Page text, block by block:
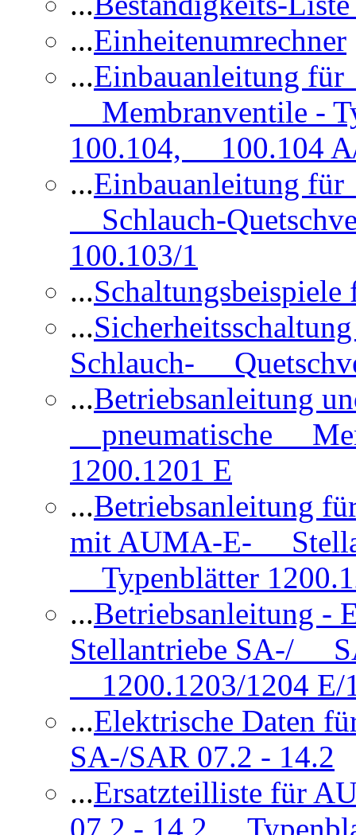
...Einheitenumrechner
...Einbauanleitung
Membranventile -
100.104, 100.104
...Einbauanleitung
Schlauch-
100.103/1
...
...
Schlauch-
...Betriebsanleitung
pneumatische
1200.1201 E
...Betriebsanleitung
mit AUMA-E-
Typenblätter
...Betriebsanleitung
Stellantriebe SA-/
1200.1203/1204 E/
...Elektrische Daten
SA-/SAR 07.2 - 14.2
...Ersatzteilliste für
07.2 - 14.2